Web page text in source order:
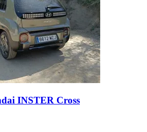
INSTER Cross